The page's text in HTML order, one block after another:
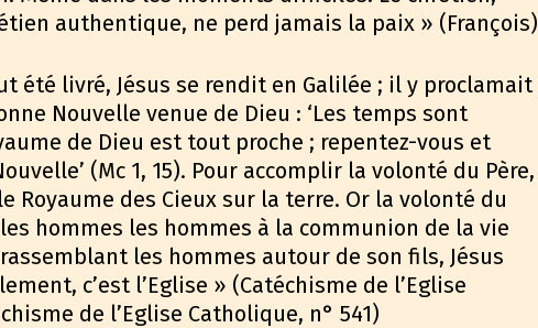
authentique, ne perd jamais la paix » (François)
été livré, Jésus se rendit en Galilée ; il y proclamait
Nouvelle venue de Dieu : ‘Les temps sont
de Dieu est tout proche ; repentez-vous et
(Mc 1, 15). Pour accomplir la volonté du Père,
Royaume des Cieux sur la terre. Or la volonté du
les hommes les hommes à la communion de la vie
les hommes autour de son fils, Jésus
c’est l’Eglise » (Catéchisme de l’Eglise
de l’Eglise Catholique, n° 541)